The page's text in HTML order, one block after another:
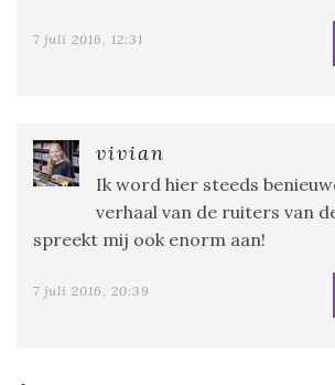
7 juli 2016, 12:31
vivian
Ik word hier steeds
verhaal van de ruiters van
spreekt mij ook enorm aan!
7 juli 2016, 20:39